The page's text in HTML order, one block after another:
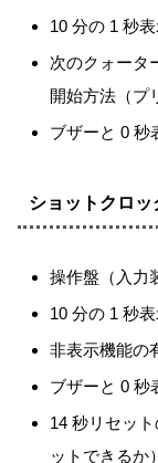
10 分の 1 秒
次のクォータ
開始方法（プ
ブザーと 0 秒
ショットクロッ
操作盤（入力
10 分の 1 秒
非表示機能の
ブザーと 0 秒
14 秒リセッ
ットできるか）